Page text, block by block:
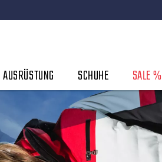
AUSRÜSTUNG SCHUHE SALE %